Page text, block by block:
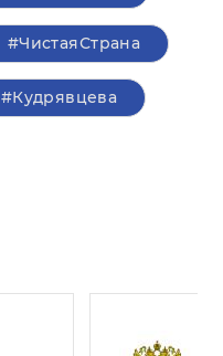
#ЧистаяСтрана
#Кудрявцева